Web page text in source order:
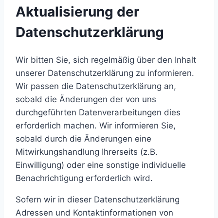
Aktualisierung der
Datenschutzerklärung
Wir bitten Sie, sich regelmäßig über den Inhalt
unserer Datenschutzerklärung zu informieren.
Wir passen die Datenschutzerklärung an,
sobald die Änderungen der von uns
durchgeführten Datenverarbeitungen dies
erforderlich machen. Wir informieren Sie,
sobald durch die Änderungen eine
Mitwirkungshandlung Ihrerseits (z.B.
Einwilligung) oder eine sonstige individuelle
Benachrichtigung erforderlich wird.
Sofern wir in dieser Datenschutzerklärung
Adressen und Kontaktinformationen von